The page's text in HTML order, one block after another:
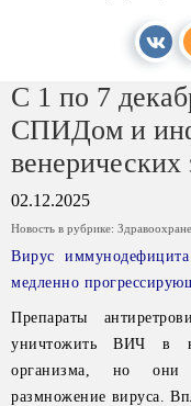
С 1 по 7
СПИДом и
венерических
02.12.2025
Новость в рубрике:
Вирус
медленно
Препараты
уничтожить ВИЧ в
организма, но они
размножение вируса.